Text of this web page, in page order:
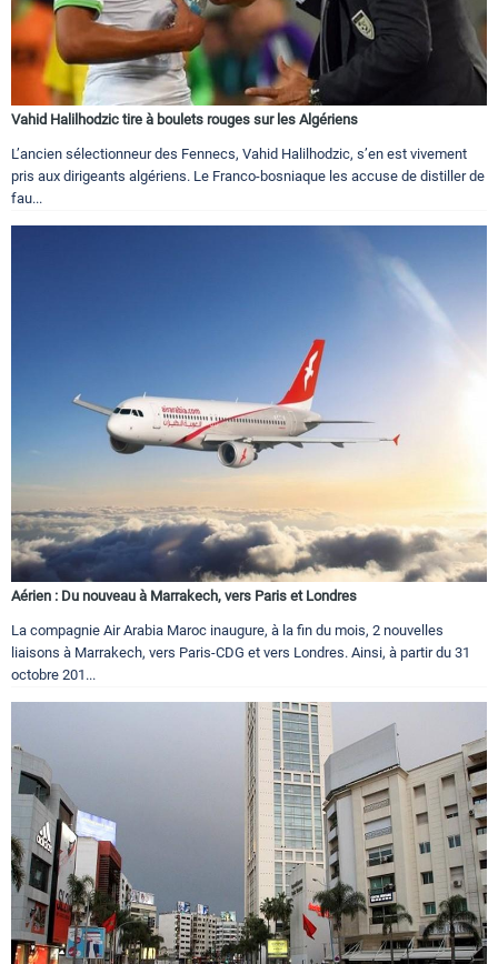
Vahid Halilhodzic tire à boulets rouges sur les Algériens
L’ancien sélectionneur des Fennecs, Vahid Halilhodzic, s’en est vivement
pris aux dirigeants algériens. Le Franco-bosniaque les accuse de distiller de
fau...
Aérien : Du nouveau à Marrakech, vers Paris et Londres
La compagnie Air Arabia Maroc inaugure, à la fin du mois, 2 nouvelles
liaisons à Marrakech, vers Paris-CDG et vers Londres. Ainsi, à partir du 31
octobre 201...